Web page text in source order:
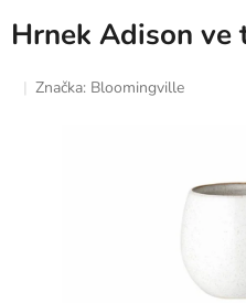
Hrnek Adison ve
Značka: Bloomingville